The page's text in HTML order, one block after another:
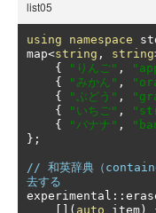
list05
using namespace
map<string , string
{
"りんご" ,
{
"みかん" ,
{
"ぶどう" ,
{
"いちご" ,
{
"バナナ" ,
};
// 和英辞典（
去する
experimental ::
[]( auto item )